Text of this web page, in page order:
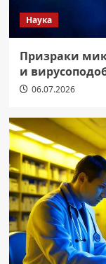
Наука
Призраки
и
06.07.2026